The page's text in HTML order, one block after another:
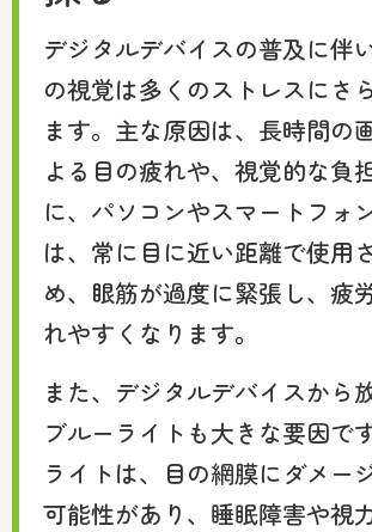
デジタルデバイスの普及に伴
の視覚は多くのストレスにさ
ます。主な原因は、長時間の
よる目の疲れや、視覚的な負
に、パソコンやスマートフォ
は、常に目に近い距離で使用
め、眼筋が過度に緊張し、疲
れやすくなります。
また、デジタルデバイスから
ブルーライトも大きな要因で
ライトは、目の網膜にダメー
可能性があり、睡眠障害や視